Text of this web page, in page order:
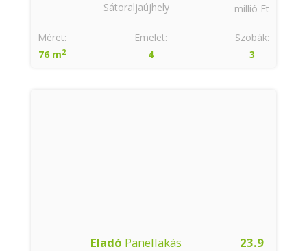
millió Ft
Sátoraljaújhely
Szobák:
3
Méret:
76 m2
Emelet:
4
23.9
Eladó Panellakás